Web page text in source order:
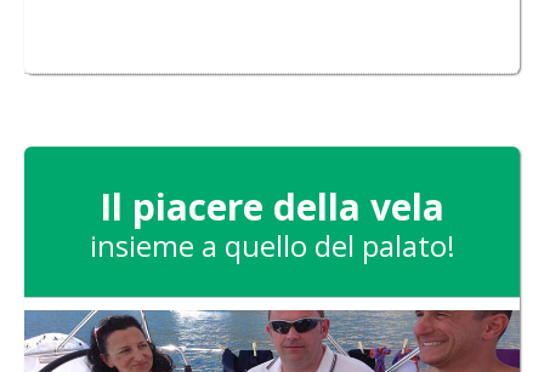
Il piacere della vela
insieme a quello del palato!